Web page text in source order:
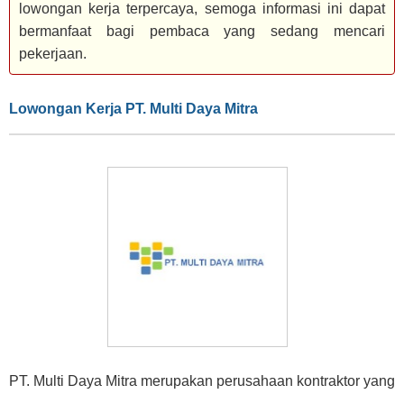
lowongan kerja terpercaya, semoga informasi ini dapat
bermanfaat bagi pembaca yang sedang mencari
pekerjaan.
Lowongan Kerja PT. Multi Daya Mitra
PT. Multi Daya Mitra merupakan perusahaan kontraktor yang